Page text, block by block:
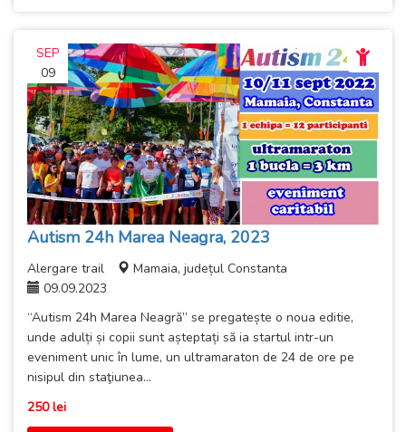
SEP
09
Autism 24h Marea Neagra, 2023
Alergare trail
Mamaia, județul Constanta
09.09.2023
“Autism 24h Marea Neagră” se pregatește o noua editie,
unde adulți și copii sunt așteptați să ia startul intr-un
eveniment unic în lume, un ultramaraton de 24 de ore pe
nisipul din staţiunea...
250 lei